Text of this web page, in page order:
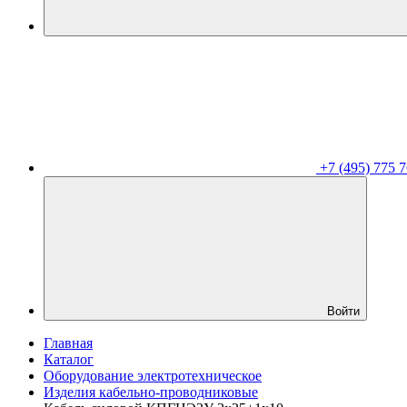
+7 (495) 775
Войти
Главная
Каталог
Оборудование электротехническое
Изделия кабельно-проводниковые